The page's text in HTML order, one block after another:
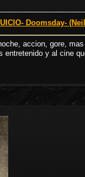
Doomsday-
accion, gore,
y al cine